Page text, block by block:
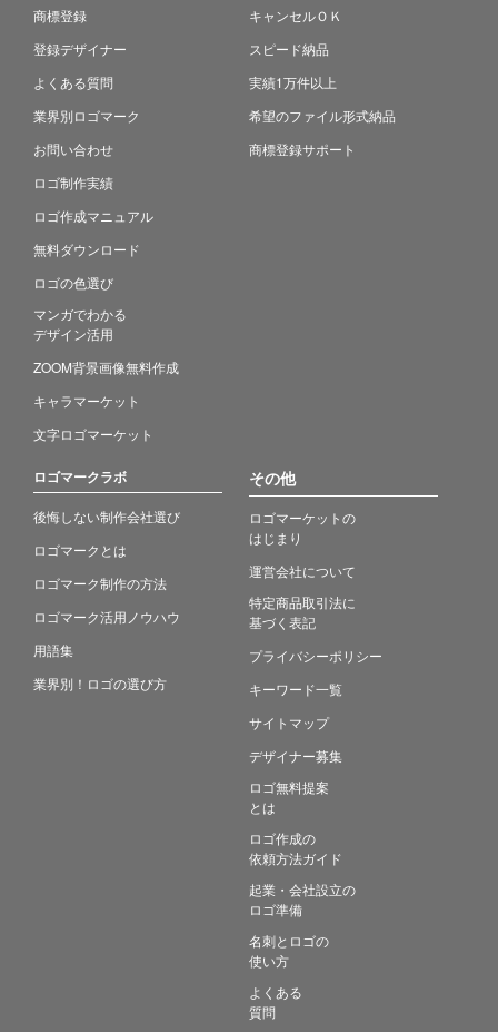
商標登録
登録デザイナー
よくある質問
業界別ロゴマーク
お問い合わせ
ロゴ制作実績
ロゴ作成マニュアル
無料ダウンロード
ロゴの色選び
マンガでわかる
デザイン活用
ZOOM背景画像無料作成
キャラマーケット
文字ロゴマーケット
キャンセルＯＫ
スピード納品
実績1万件以上
希望のファイル形式納品
商標登録サポート
ロゴマークラボ
後悔しない制作会社選び
ロゴマークとは
ロゴマーク制作の方法
ロゴマーク活用ノウハウ
用語集
業界別！ロゴの選び方
その他
ロゴマーケットの
はじまり
運営会社について
特定商品取引法に
基づく表記
プライバシーポリシー
キーワード一覧
サイトマップ
デザイナー募集
ロゴ無料提案
とは
ロゴ作成の
依頼方法ガイド
起業・会社設立の
ロゴ準備
名刺とロゴの
使い方
よくある
質問